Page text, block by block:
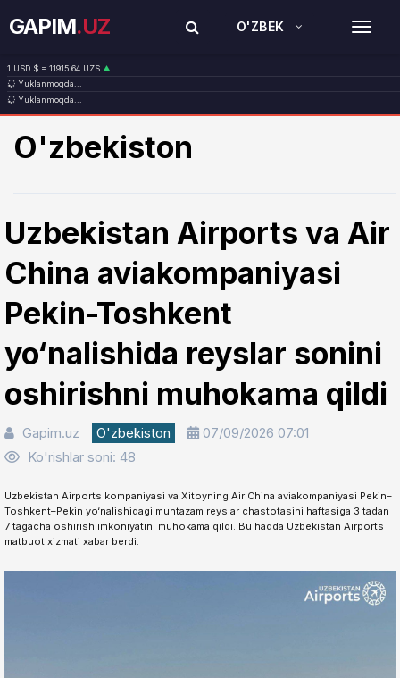
GAPIM.UZ O'ZBEK
1 USD $ = 11915.64 UZS ▲
1 EUR € = 13749.46 UZS
1 RUB ₽ = 146.19 UZS
1 CNY ¥ = 1765.52 UZS▲
Yuklanmoqda...
Yuklanmoqda...
O'zbekiston
Uzbekistan Airports va Air
China aviakompaniyasi
Pekin-Toshkent
yo‘nalishida reyslar sonini
oshirishni muhokama qildi
Gapim.uz O'zbekiston
07/09/2026 07:01
Ko'rishlar soni: 48
Uzbekistan Airports kompaniyasi va Xitoyning Air China aviakompaniyasi Pekin–
Toshkent–Pekin yo‘nalishidagi muntazam reyslar chastotasini haftasiga 3 tadan
7 tagacha oshirish imkoniyatini muhokama qildi. Bu haqda Uzbekistan Airports
matbuot xizmati xabar berdi.